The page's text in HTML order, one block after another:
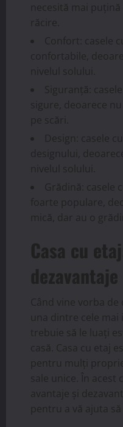
necesită mai
răcire.
Confort: casele
confortabile,
nivelul solului.
Siguranță:
sigure, deoarece
pe scări.
Design: casele
designului,
nivelul solului.
Grădină: casele
foarte populare,
mică, dar au o
Casa cu
dezavantaje
Când vine vorba
una dintre cele
trebuie să le luați
casă. Casa cu etaj
pentru mulți
sale unice. În acest
avantaje și
pentru a vă ajuta